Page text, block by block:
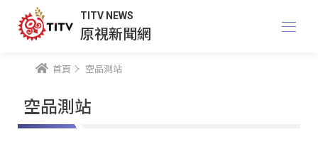
TITV NEWS
原視新聞網
首頁 空品測站
空品測站